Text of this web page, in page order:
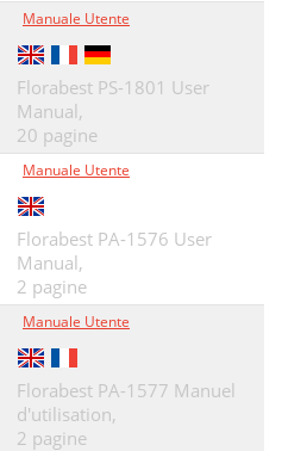
Manuale Utente
Florabest PS-1801 User
Manual,
20 pagine
Manuale Utente
Florabest PA-1576 User
Manual,
2 pagine
Manuale Utente
Florabest PA-1577 Manuel
d'utilisation,
2 pagine